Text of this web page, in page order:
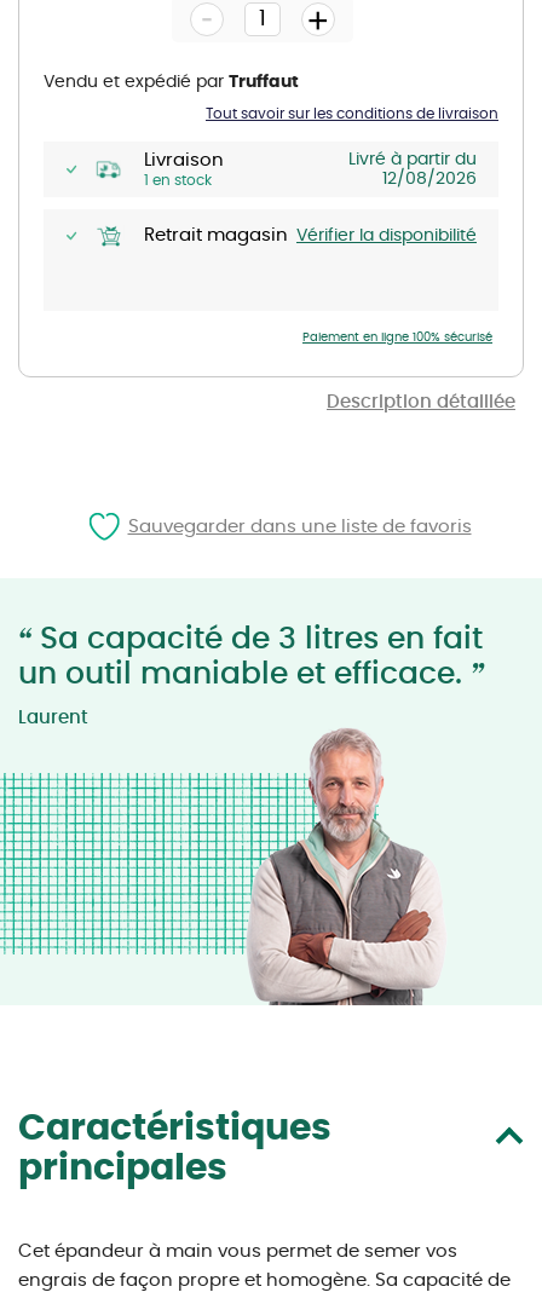
Description détaillée
gallery
Livraison
1 en stock
Livré à partir du
12/08/2026
Retrait magasin Vérifier la disponibilité
- +
Tout savoir sur les conditions de livraison
Vendu et expédié par Truffaut
Paiement en ligne 100% sécurisé
“ Sa capacité de 3 litres en fait
un outil maniable et efficace. ”
Laurent
Caractéristiques
principales
Cet épandeur à main vous permet de semer vos
engrais de façon propre et homogène. Sa capacité de
Sauvegarder dans une liste de favoris